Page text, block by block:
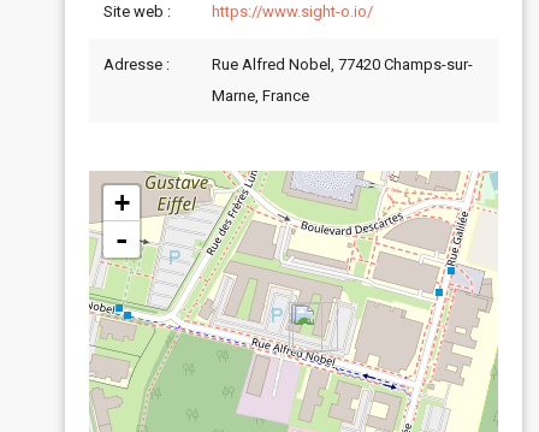
Site web : https://www.sight-o.io/
Adresse :
Rue Alfred Nobel, 77420 Champs-sur-
Marne, France
+
-